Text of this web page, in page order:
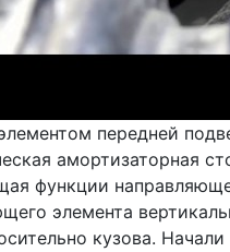
передней
амортизаторная
функции
элемента
кузова.